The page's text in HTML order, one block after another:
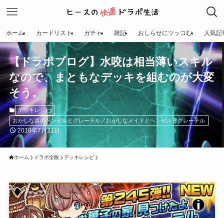
ホーム カードリスト ガチャ 雑記 おしらせにツッコむ 人気記
【ドラポブログ】水咬は相当薄いスキル
なので、まともなデッキを組むのが大変
そう。
デッキレシピ
おかしな森のヘンゼルとグレーテル／おかしなメイドとヘンゼルとグレーテル
2018年7月21日
ホーム ドラポ全般 デッキレシピ